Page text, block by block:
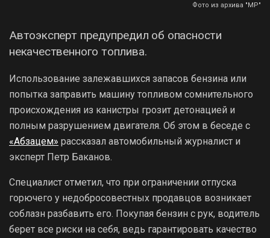
Фото из архива "МР"
Автоэксперт предупредил об опасности
некачественного топлива.
Использование залежавшихся запасов бензина или
попытка заправить машину топливом сомнительного
происхождения из канистры грозит детонацией и
полным разрушением двигателя. Об этом в беседе с
«Абзацем» рассказал автомобильный журналист и
эксперт Петр Баканов.
Специалист отметил, что при ограничении отпуска
горючего у недобросовестных продавцов возникает
соблазн разбавить его. Покупая бензин с рук, водитель
берет все риски на себя, ведь гарантировать качество